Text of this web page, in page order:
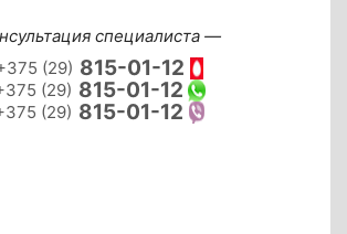
специалиста —
(29) 815-01-12
(29) 815-01-12
(29) 815-01-12